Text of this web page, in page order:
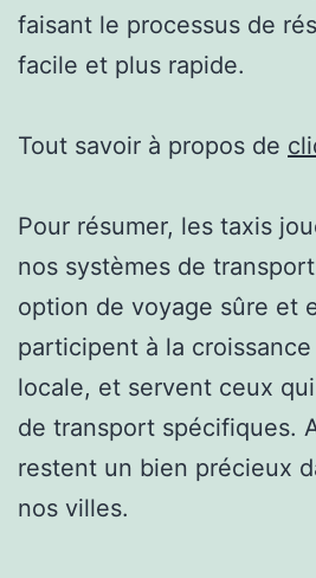
faisant le processus de
facile et plus rapide.
Tout savoir à propos de
Pour résumer, les taxis
nos systèmes de
option de voyage sûre et
participent à la
locale, et servent ceux
de transport spécifiques.
restent un bien précieux
nos villes.